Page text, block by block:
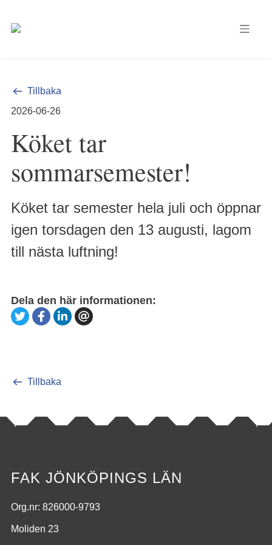
Tillbaka
2026-06-26
Köket tar
sommarsemester!
Köket tar semester hela juli och öppnar
igen torsdagen den 13 augusti, lagom
till nästa luftning!
Dela den här informationen:
Tillbaka
FAK JÖNKÖPINGS LÄN
Org.nr: 826000-9793
Moliden 23